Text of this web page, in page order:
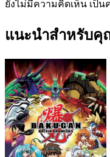
ยังไม่มีความคิดเห็น เป็
แนะนำสำหรับคุ